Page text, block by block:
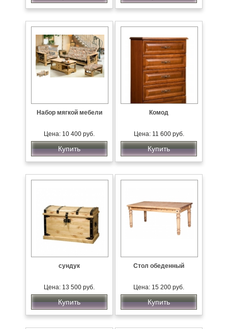
Набор мягкой мебели
Цена: 10 400 руб.
Купить
Комод
Цена: 11 600 руб.
Купить
сундук
Цена: 13 500 руб.
Купить
Стол обеденный
Цена: 15 200 руб.
Купить